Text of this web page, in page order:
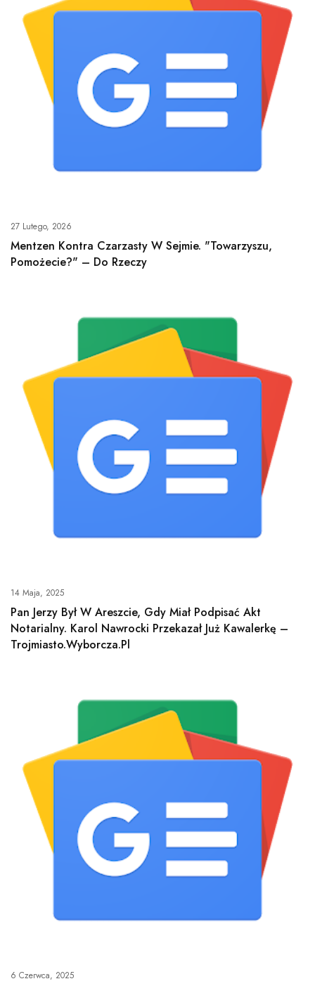
27 Lutego, 2026
Mentzen Kontra Czarzasty W Sejmie. "Towarzyszu,
Pomożecie?" – Do Rzeczy
14 Maja, 2025
Pan Jerzy Był W Areszcie, Gdy Miał Podpisać Akt
Notarialny. Karol Nawrocki Przekazał Już Kawalerkę –
Trojmiasto.wyborcza.pl
6 Czerwca, 2025